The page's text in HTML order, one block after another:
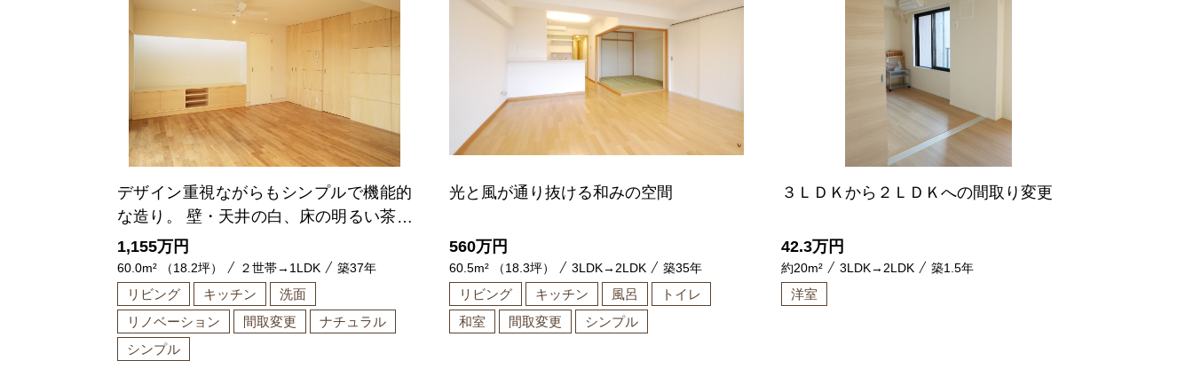
デザイン重視ながらもシンプルで機能的
な造り。 壁・天井の白、床の明るい茶色
で清潔感と明るさを。
1,155万円
60.0m² （18.2坪） ２世帯→1LDK 築37年
リビング キッチン
洗面
リノベーション
間取変更
ナチュラル
シンプル
光と風が通り抜ける和みの空間
560万円
60.5m² （18.3坪） 3LDK→2LDK 築35年
リビング キッチン 風呂
トイレ
和室
間取変更 シンプル
３ＬＤＫから２ＬＤＫへの間取り変更
42.3万円
約20m² 3LDK→2LDK 築1.5年
洋室